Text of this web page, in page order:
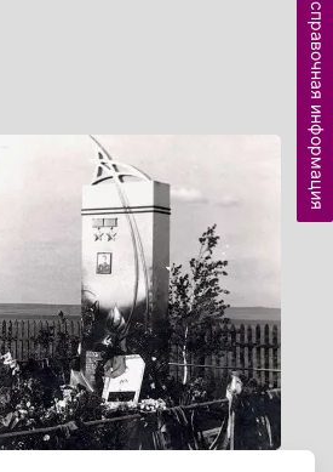
справочная информация